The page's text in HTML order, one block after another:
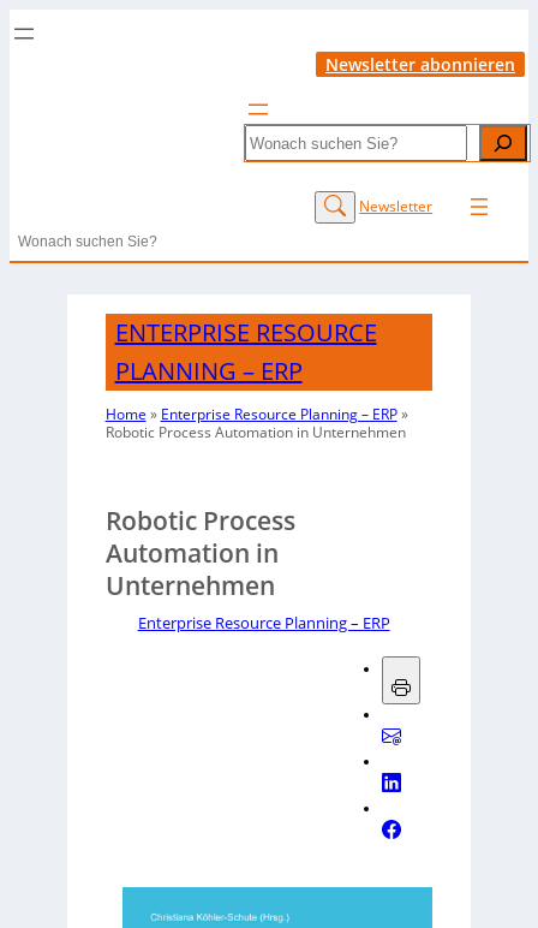
Newsletter abonnieren
Search
Newsletter
Search
ENTERPRISE RESOURCE
PLANNING – ERP
Home » Enterprise Resource Planning – ERP»
Robotic Process Automation in Unternehmen
Robotic Process
Automation in
Unternehmen
Enterprise Resource Planning – ERP